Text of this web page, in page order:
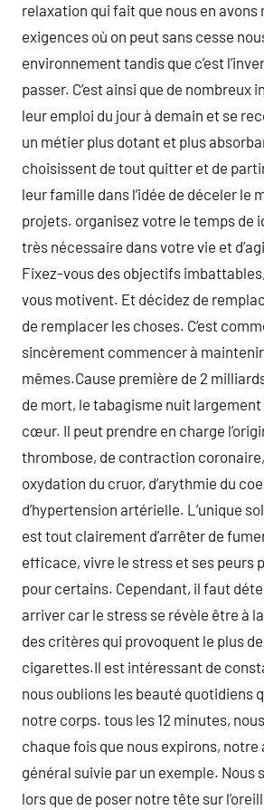
relaxation qui fait que nous en avons
exigences où on peut sans cesse
environnement tandis que c’est
passer. C’est ainsi que de nombreux
leur emploi du jour à demain et se
un métier plus dotant et plus
choisissent de tout quitter et de
leur famille dans l’idée de déceler le
projets. organisez votre le temps de
très nécessaire dans votre vie et
Fixez-vous des objectifs
vous motivent. Et décidez de
de remplacer les choses. C’est
sincèrement commencer à
mêmes.Cause première de 2
de mort, le tabagisme nuit largement
cœur. Il peut prendre en charge
thrombose, de contraction coronaire,
oxydation du cruor, d’arythmie du
d’hypertension artérielle. L’unique
est tout clairement d’arrêter de
efficace, vivre le stress et ses peurs
pour certains. Cependant, il faut
arriver car le stress se révèle être à
des critères qui provoquent le plus
cigarettes.Il est intéressant de
nous oublions les beauté quotidiens
notre corps. tous les 12 minutes,
chaque fois que nous expirons,
général suivie par un exemple. Nous
lors que de poser notre tête sur